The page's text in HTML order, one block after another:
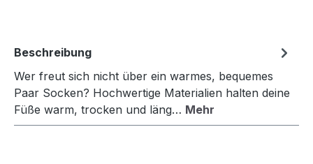
Beschreibung
Wer freut sich nicht über ein warmes, bequemes
Paar Socken? Hochwertige Materialien halten deine
Füße warm, trocken und läng… Mehr